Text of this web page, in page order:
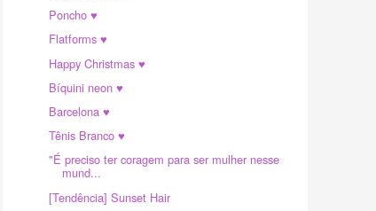
Poncho ♥
Flatforms ♥
Happy Christmas ♥
Bíquini neon ♥
Barcelona ♥
Tênis Branco ♥
"É preciso ter coragem para ser mulher nesse
mund...
[Tendência] Sunset Hair